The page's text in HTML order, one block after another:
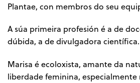
Plantae, con membros do seu
A súa primeira profesión é a de
dúbida, a de divulgadora científica.
Marisa é ecoloxista, amante da
liberdade feminina,